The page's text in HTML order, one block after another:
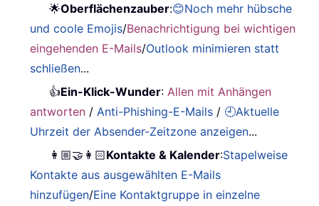
🌟Oberflächenzauber:😊Noch mehr hübsche
und coole Emojis/Benachrichtigung bei wichtigen
eingehenden E-Mails/Outlook minimieren statt
schließen...
👍Ein-Klick-Wunder: Allen mit Anhängen
antworten / Anti-Phishing-E-Mails / 🕘Aktuelle
Uhrzeit der Absender-Zeitzone anzeigen...
👩🏼‍🤝‍👩🏻Kontakte & Kalender:Stapelweise
Kontakte aus ausgewählten E-Mails
hinzufügen/Eine Kontaktgruppe in einzelne